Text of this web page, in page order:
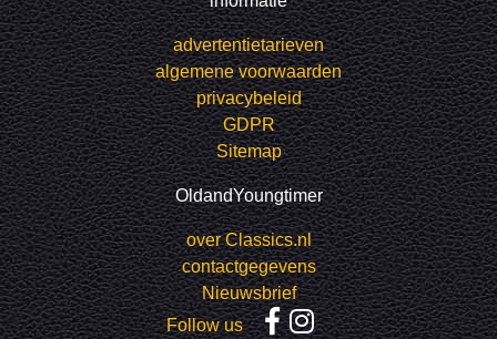
advertentietarieven
algemene voorwaarden
privacybeleid
GDPR
Sitemap
OldandYoungtimer
over Classics.nl
contactgegevens
Nieuwsbrief
Follow us